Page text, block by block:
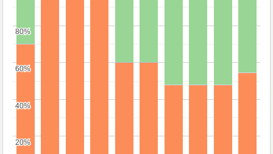
20%
20%
40%
40%
60%
60%
80%
80%